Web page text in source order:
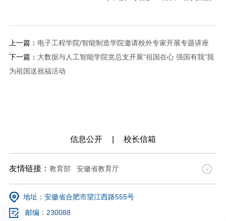
上一篇： 电子工程学院/智能制造学院邀请校外专家开展专题讲座
下一篇： 大数据与人工智能学院党总支开展“祖国在心 强国有我”我
为祖国送祝福活动
信息公开 校长信箱
友情链接： 教育部
安徽省教育厅
中国高等教育学生信息网
中国大学MOOC
学习强国
地址：安徽省合肥市望江西路555号
邮编：230088